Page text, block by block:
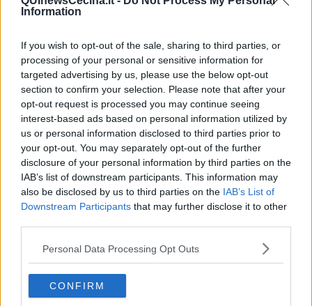
Information
If you wish to opt-out of the sale, sharing to third parties, or
processing of your personal or sensitive information for
targeted advertising by us, please use the below opt-out
section to confirm your selection. Please note that after your
opt-out request is processed you may continue seeing
interest-based ads based on personal information utilized by
us or personal information disclosed to third parties prior to
your opt-out. You may separately opt-out of the further
disclosure of your personal information by third parties on the
IAB’s list of downstream participants. This information may
also be disclosed by us to third parties on the IAB’s List of
Downstream Participants that may further disclose it to other
Personal Data Processing Opt Outs
CONFIRM
rinascita, al prezzo di 28 euro con prenotazione obbligatoria.
Prima di sedersi tutti insieme a tavola, dalle 10 alle 13, si svolgerà
incontro pubblico per mantenere accesi i riflettori sulle
criticità prodotte dal dissesto idrogeologico e la sicurezzaa
Riparbella e nei comuni limitrofi, appuntamento che sarà concluso
dal presidente della Regione Toscana Eugenio Giani. Poi seguirà il
dibattito. A moderate l'incontro l’assessore del Comune di
Riparbella Alessandro Lucibello Piani.
“La nostra comunità ha sempre dimostrato una straordinaria
capacità di unirsi nei momenti di difficoltà. Questo evento è
un’occasione per sostenere concretamente le famiglie colpite
dall’alluvione e, al tempo stesso, riflettere insieme sulle azioni
necessarie per prevenire future emergenze. Vi invitiamo a
partecipare numerosi, perché insieme possiamo fare la differenza!”,
ha commentato il sindaco Salvatore Neri.
Un momento per continuare a fare squadra, riunendo geologi ed
esperti tecnici per analizzare il territorio, rappresentanti istituzionali